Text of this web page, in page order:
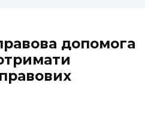
допомога